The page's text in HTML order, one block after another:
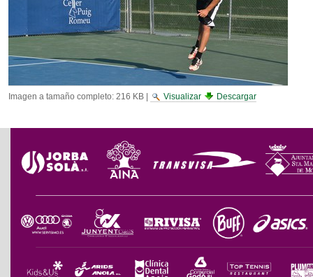
Imagen a tamaño completo: 216 KB| Visualizar Descargar